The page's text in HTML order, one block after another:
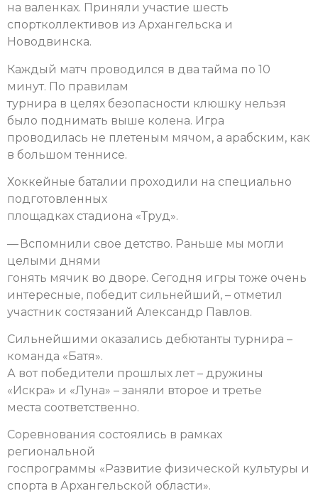
на валенках. Приняли участие шесть
спортколлективов из Архангельска и
Новодвинска.
Каждый матч проводился в два тайма по 10
минут. По правилам
турнира в целях безопасности клюшку нельзя
было поднимать выше колена. Игра
проводилась не плетеным мячом, а арабским, как
в большом теннисе.
Хоккейные баталии проходили на специально
подготовленных
площадках стадиона «Труд».
— Вспомнили свое детство. Раньше мы могли
целыми днями
гонять мячик во дворе. Сегодня игры тоже очень
интересные, победит сильнейший, – отметил
участник состязаний Александр Павлов.
Сильнейшими оказались дебютанты турнира –
команда «Батя».
А вот победители прошлых лет – дружины
«Искра» и «Луна» – заняли второе и третье
места соответственно.
Соревнования состоялись в рамках
региональной
госпрограммы «Развитие физической культуры и
спорта в Архангельской области».